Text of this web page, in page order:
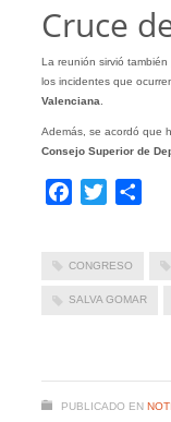
Cruce
La reunión sirvió
los incidentes que
Valenciana
Además, se acordó que
Consejo Superior de
Facebook
Twitter
CONGRESO
SALVA GOMAR
PUBLICADO EN